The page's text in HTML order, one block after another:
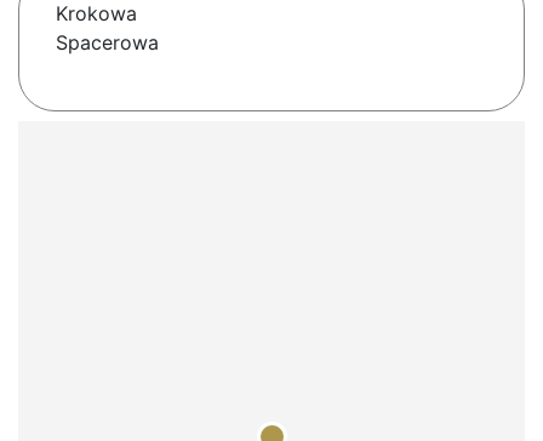
Krokowa
Spacerowa